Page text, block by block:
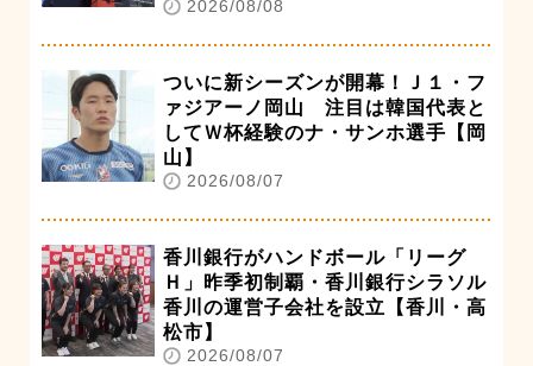
2026/08/08
ついに新シーズンが開幕！Ｊ１・フ
ァジアーノ岡山 注目は韓国代表と
してＷ杯経験のナ・サンホ選手【岡
山】
2026/08/07
香川銀行がハンドボール「リーグ
Ｈ」昨季初制覇・香川銀行シラソル
香川の運営子会社を設立【香川・高
松市】
2026/08/07